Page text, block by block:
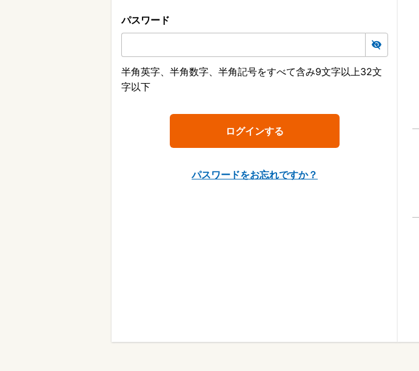
パスワード
半角英字、半角数字、半角記号をすべて含み9文字以上32文
字以下
パスワードをお忘れですか？